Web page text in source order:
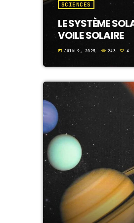
SCIENCES
LE SYSTÈME
VOILE SOLAIRE
today JUIN 9, 2025 243 4